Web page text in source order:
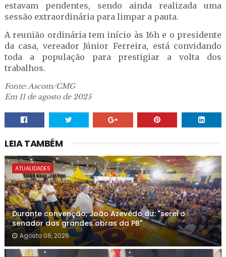
estavam pendentes, sendo ainda realizada uma
sessão extraordinária para limpar a pauta.
A reunião ordinária tem início às 16h e o presidente
da casa, vereador Júnior Ferreira, está convidando
toda a população para prestigiar a volta dos
trabalhos.
Fonte: Ascom/CMG
Em 11 de agosto de 2025
LEIA TAMBÉM
ATUALIDADES
Durante convenção, João Azevêdo diz: "serei o
senador das grandes obras da PB"
Agosto 06, 2026